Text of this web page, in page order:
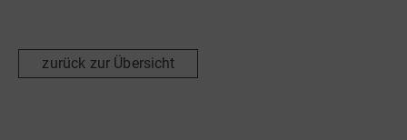
zurück zur Übersicht